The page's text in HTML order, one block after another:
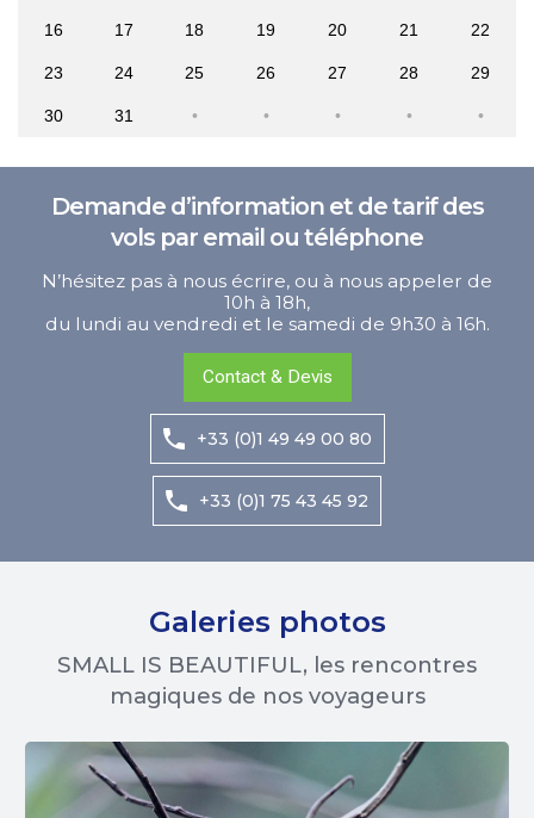
16 17 18 19 20 21 22
23 24 25 26 27 28 29
30 31
Demande d’information et de tarif des
vols par email ou téléphone
N’hésitez pas à nous écrire, ou à nous appeler de
10h à 18h,
du lundi au vendredi et le samedi de 9h30 à 16h.
Contact & Devis
+33 (0)1 49 49 00 80
+33 (0)1 75 43 45 92
Galeries photos
SMALL IS BEAUTIFUL, les rencontres
magiques de nos voyageurs